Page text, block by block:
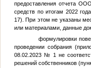
предоставления отчета
средств по итогам 2022
17). При этом не указаны
или материалами, данные
формулировки
проведении собрания
08.02.2023 № 1 не
решений собственников